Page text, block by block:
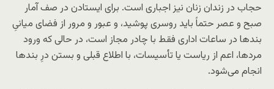
حجاب در زندان زنان نیز اجباری‌ است. برای ایستادن در صف آمار
صبح و عصر حتماً باید روسری پوشید، و عبور و مرور از فضای میانیِ
بندها در ساعات اداری فقط با چادر مجاز است، در حالی که ورود
مردها، اعم از ریاست یا تأسیسات، با اطلاع قبلی و بستن درِ بندها
انجام می‌شود.